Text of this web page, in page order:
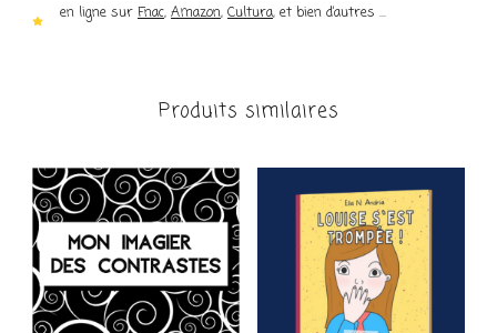
en ligne sur Fnac, Amazon, Cultura, et bien d’autres …
Produits similaires